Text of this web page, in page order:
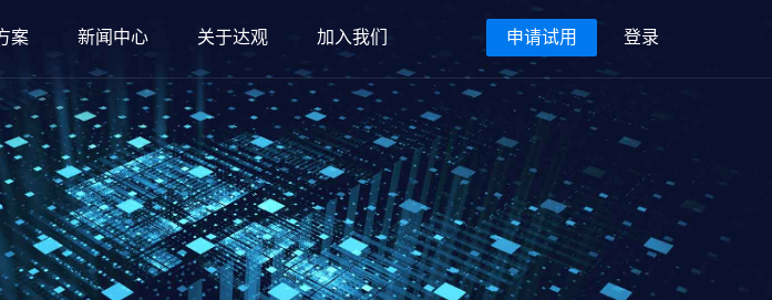
案 新闻中心 关于达观 加入我们 申请试用 登录